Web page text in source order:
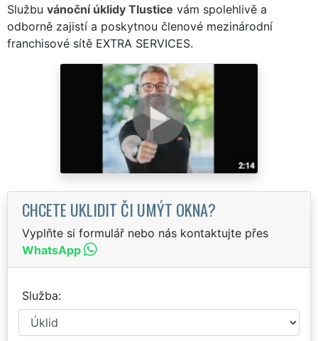
Službu vánoční úklidy Tlustice vám spolehlivě a
odborně zajistí a poskytnou členové mezinárodní
franchisové sítě EXTRA SERVICES.
CHCETE UKLIDIT ČI UMÝT OKNA?
Vyplňte si formulář nebo nás kontaktujte přes
WhatsApp
Služba